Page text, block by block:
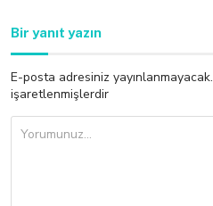
Bir yanıt yazın
E-posta adresiniz yayınlanmayacak.
işaretlenmişlerdir